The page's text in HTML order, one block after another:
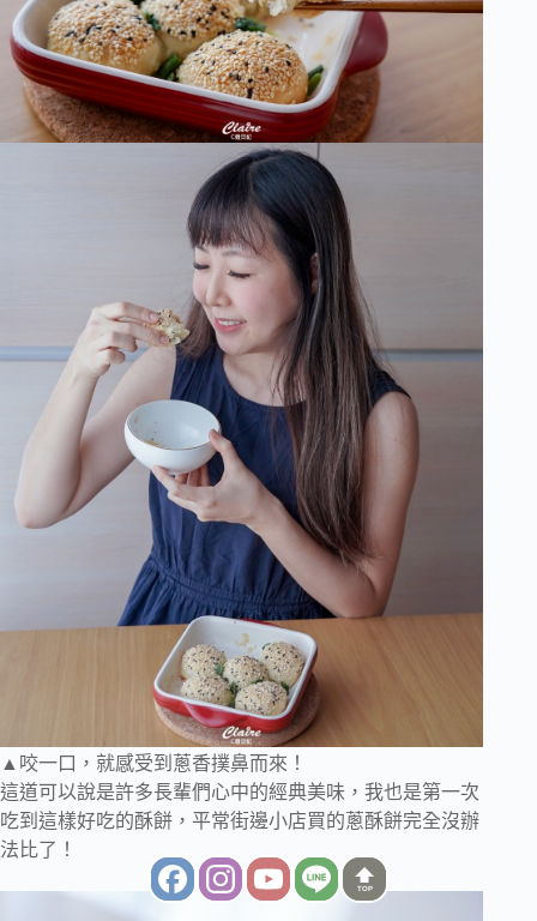
▲咬一口，就感受到蔥香撲鼻而來！
這道可以說是許多長輩們心中的經典美味，我也是第一次
吃到這樣好吃的酥餅，平常街邊小店買的蔥酥餅完全沒辦
法比了！
TOP